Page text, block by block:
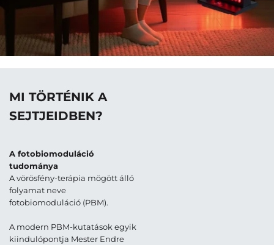
MI TÖRTÉNIK A
SEJTJEIDBEN?
A fotobiomoduláció
tudománya
A vörösfény-terápia mögött álló
folyamat neve
fotobiomoduláció (PBM).
A modern PBM-kutatások egyik
kiindulópontja Mester Endre